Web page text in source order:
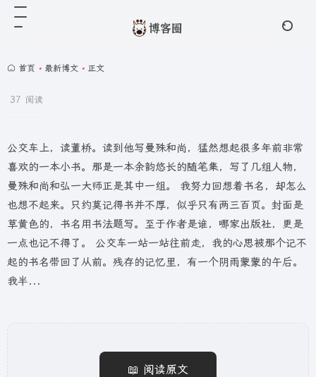
首页 • 最新博文 • 正文
37 阅读
公交车上，读董桥。读到他写曼殊和尚，猛然想起很多年前非常
喜欢的一本小书。那是一本余韵悠长的随笔集，写了几组人物，
曼殊和尚和弘一大师正是其中一组。 我努力回想着书名，却怎么
也想不起来。只约莫记得书并不厚，似乎只有两三百页。封面是
草黄色的，书名用书法题写。至于作者是谁，哪家出版社，更是
一点也记不得了。 公交车一站一站往前走，我的心思被那个记不
起的书名带回了从前。残存的记忆里，有一个阴雨蒙蒙的午后。
我半...
📖 阅读原文